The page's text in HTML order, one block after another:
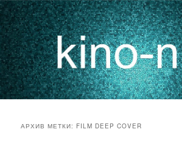
АРХИВ МЕТКИ: FILM DEEP COVER